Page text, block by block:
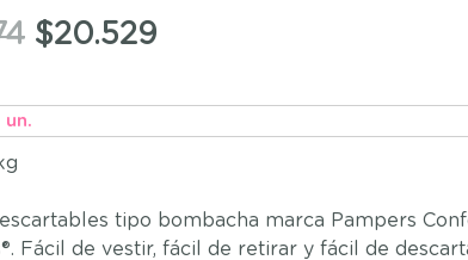
$20.529
un.
tipo bombacha marca Pampers
Fácil de vestir, fácil de retirar y fácil de